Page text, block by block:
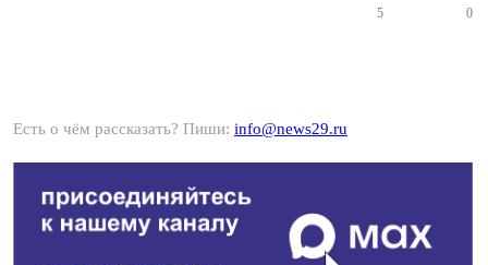
5 0
Есть о чём рассказать? Пиши: info@news29.ru